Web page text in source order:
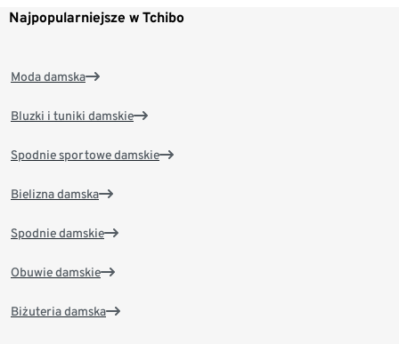
Najpopularniejsze w Tchibo
Moda damska
Bluzki i tuniki damskie
Spodnie sportowe damskie
Bielizna damska
Spodnie damskie
Obuwie damskie
Biżuteria damska